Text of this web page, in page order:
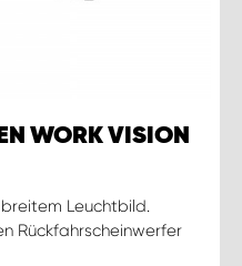
WORK VISION
Leuchtbild.
Rückfahrscheinwerfer